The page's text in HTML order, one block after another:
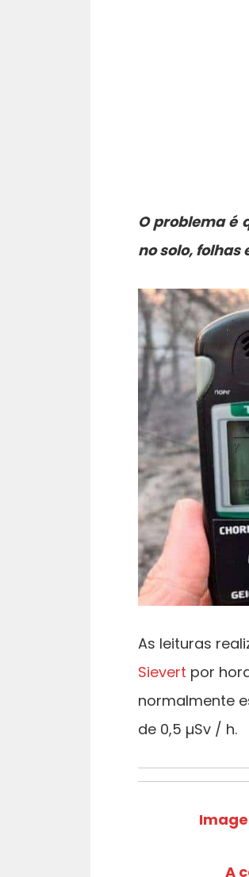
O problema é
no solo, folhas
As leituras
Sievert por
normalmente
de 0,5 µSv / h.
A